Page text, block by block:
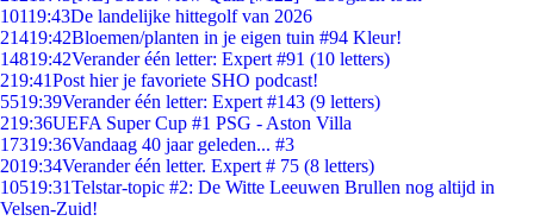
10119:43De landelijke hittegolf van 2026
21419:42Bloemen/planten in je eigen tuin #94 Kleur!
14819:42Verander één letter: Expert #91 (10 letters)
219:41Post hier je favoriete SHO podcast!
5519:39Verander één letter: Expert #143 (9 letters)
219:36UEFA Super Cup #1 PSG - Aston Villa
17319:36Vandaag 40 jaar geleden... #3
2019:34Verander één letter. Expert # 75 (8 letters)
10519:31Telstar-topic #2: De Witte Leeuwen Brullen nog altijd in
Velsen-Zuid!